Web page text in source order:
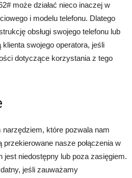
może działać nieco inaczej w
i modelu telefonu. Dlatego
obsługi swojego telefonu lub
swojego operatora, jeśli
dotyczące korzystania z tego
które pozwala nam
nasze połączenia w
jest niedostępny lub poza zasięgiem.
jeśli zauważamy